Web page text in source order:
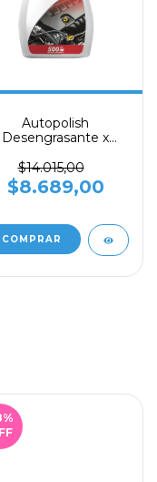
Autopolish
Desengrasante x
$14.015,00
$8.689,00
%